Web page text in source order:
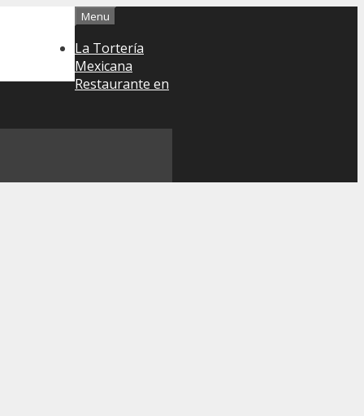
Menu
La Tortería
Mexicana
Restaurante en